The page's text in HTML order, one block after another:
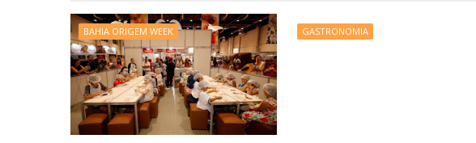
BAHIA ORIGEM WEEK GASTRONOMIA